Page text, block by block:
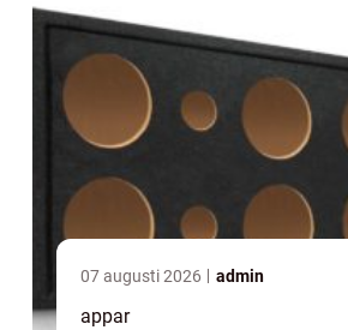
07 augusti 2026 admin
appar